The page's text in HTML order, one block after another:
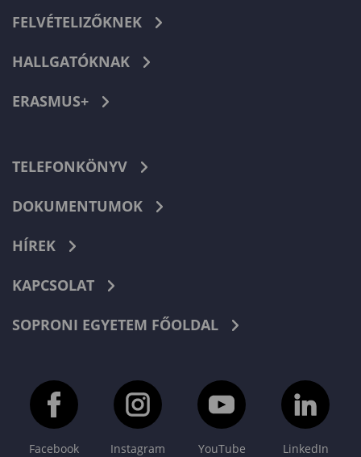
FELVÉTELIZŐKNEK
HALLGATÓKNAK
ERASMUS+
TELEFONKÖNYV
DOKUMENTUMOK
HÍREK
KAPCSOLAT
SOPRONI EGYETEM FŐOLDAL
Facebook Instagram YouTube LinkedIn